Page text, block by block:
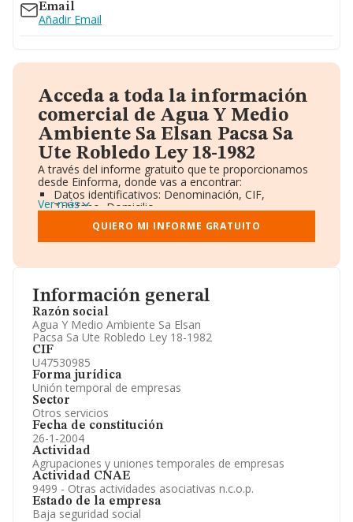
Información general
Razón social
Agua Y Medio Ambiente Sa Elsan
Pacsa Sa Ute Robledo Ley 18-1982
CIF
U47530985
Forma jurídica
Unión temporal de empresas
Sector
Otros servicios
Fecha de constitución
26-1-2004
Actividad
Agrupaciones y uniones temporales de empresas
Actividad CNAE
9499 - Otras actividades asociativas n.c.o.p.
Estado de la empresa
Baja seguridad social
Email
Añadir Email
Acceda a toda la información
comercial de Agua Y Medio
Ambiente Sa Elsan Pacsa Sa
Ute Robledo Ley 18-1982
A través del informe gratuito que te proporcionamos
desde Einforma, donde vas a encontrar:
Datos identificativos: Denominación, CIF,
Teléfono, Domicilio.
Informe Mercantil Completo (BORME).
Gráficos de Evolución Ventas y Empleados.
Consejo de Administración y Administradores.
Accionistas.
Artículos de prensa publicados sobre la empresa.
Información oficial y registral complementaria.
Ver más
QUIERO MI INFORME GRATUITO